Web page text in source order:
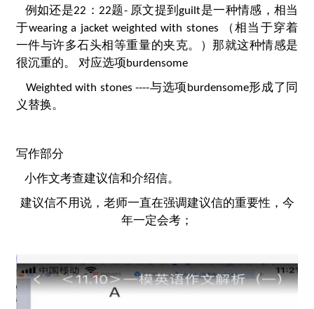
例如还是22：22题- 原文提到guilt是一种情感，相当
于wearing a jacket weighted with stones （相当于穿着
一件与许多石头相等重量的夹克。）那就这种情感是
很沉重的。 对应选项burdensome
Weighted with stones ----与选项burdensome形成了同
义替换。
写作部分
小作文考查建议信和介绍信。
建议信不用说，老师一直在强调建议信的重要性，今
年一定会考；